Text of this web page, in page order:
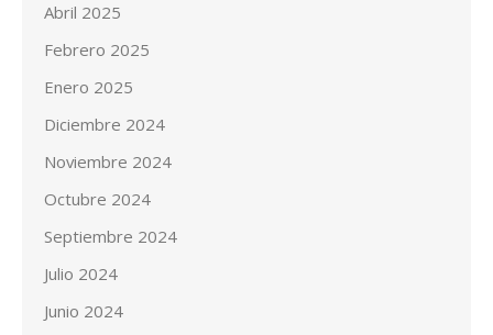
Abril 2025
Febrero 2025
Enero 2025
Diciembre 2024
Noviembre 2024
Octubre 2024
Septiembre 2024
Julio 2024
Junio 2024